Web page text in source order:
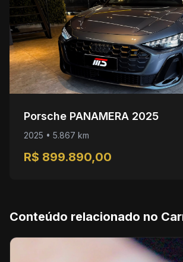
Porsche PANAMERA 2025
2025 • 5.867 km
R$ 899.890,00
Conteúdo relacionado no